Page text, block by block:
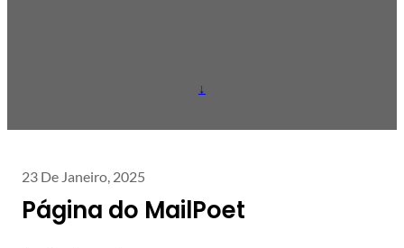
↓
23 De Janeiro, 2025
Página do MailPoet